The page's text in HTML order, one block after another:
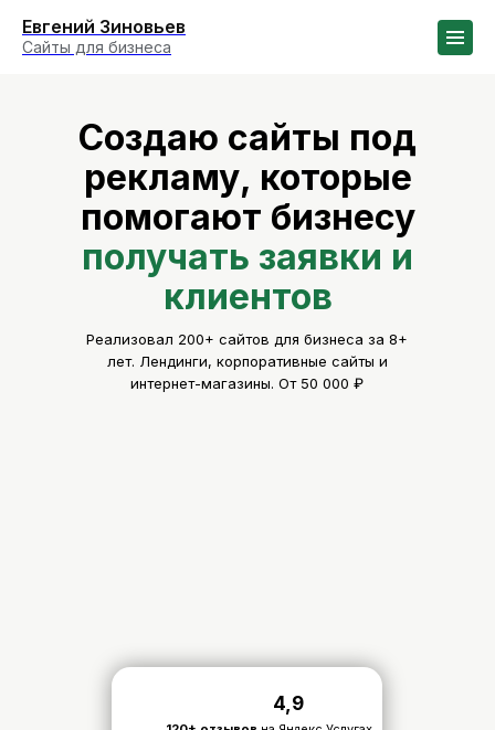
Евгений Зиновьев
Сайты для бизнеса
Создаю сайты под
рекламу, которые
помогают бизнесу
получать заявки и
клиентов
Реализовал 200+ сайтов для бизнеса за 8+
лет. Лендинги, корпоративные сайты и
интернет-магазины. От 50 000 ₽
4,9